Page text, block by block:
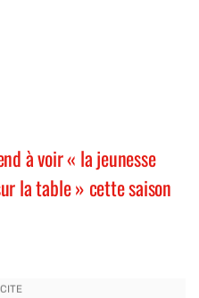
à voir « la jeunesse
la table » cette saison